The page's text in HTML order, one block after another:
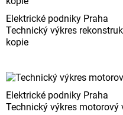
Elektrické podniky Praha
Technický výkres
kopie
Elektrické podniky Praha
Technický výkres motorový